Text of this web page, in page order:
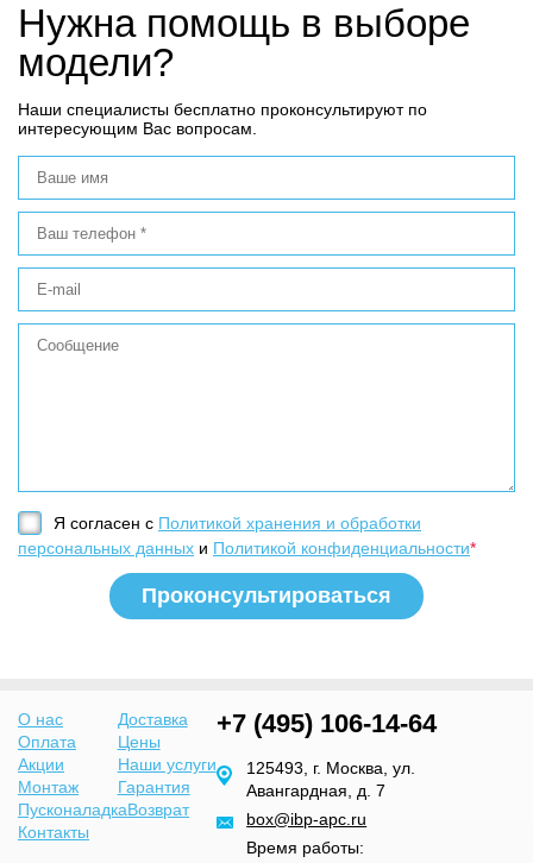
Нужна помощь в выборе
модели?
Наши специалисты бесплатно проконсультируют по
интересующим Вас вопросам.
Я согласен с Политикой хранения и обработки
персональных данных и Политикой конфиденциальности*
О нас
Доставка
Оплата
Цены
Акции
Наши услуги
Монтаж
Гарантия
ПусконаладкаВозврат
Контакты
+7 (495) 106-14-64
125493, г. Москва, ул.
Авангардная, д. 7
box@ibp-apc.ru
Время работы: